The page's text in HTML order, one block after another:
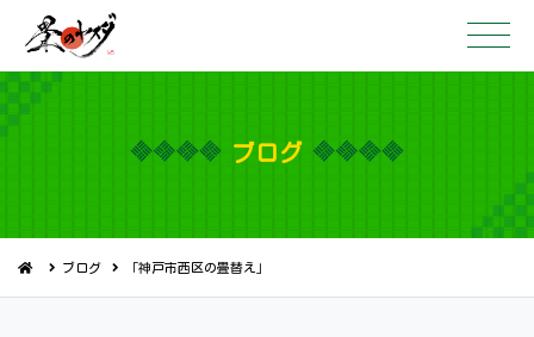
ブ ロ グ
ブログ 「神戸市西区の畳替え」